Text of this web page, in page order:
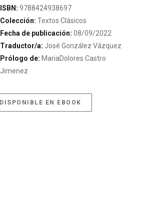
ISBN:9788424938697
Colección:Textos Clásicos
Fecha de publicación:08/09/2022
Traductor/a: José González Vázquez
Prólogo de: MariaDolores Castro
Jimenez
DISPONIBLE EN EBOOK